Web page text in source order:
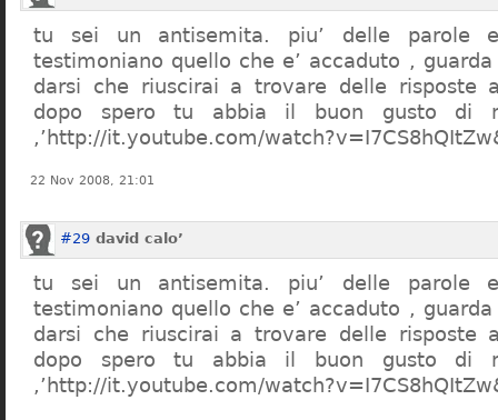
tu sei un antisemita. piu’ delle parole
testimoniano quello che e’ accaduto , guarda
darsi che riuscirai a trovare delle risposte
dopo spero tu abbia il buon gusto di
,’http://it.youtube.com/
22 Nov 2008, 21:01
#29 david calo’
tu sei un antisemita. piu’ delle parole
testimoniano quello che e’ accaduto , guarda
darsi che riuscirai a trovare delle risposte
dopo spero tu abbia il buon gusto di
,’http://it.youtube.com/